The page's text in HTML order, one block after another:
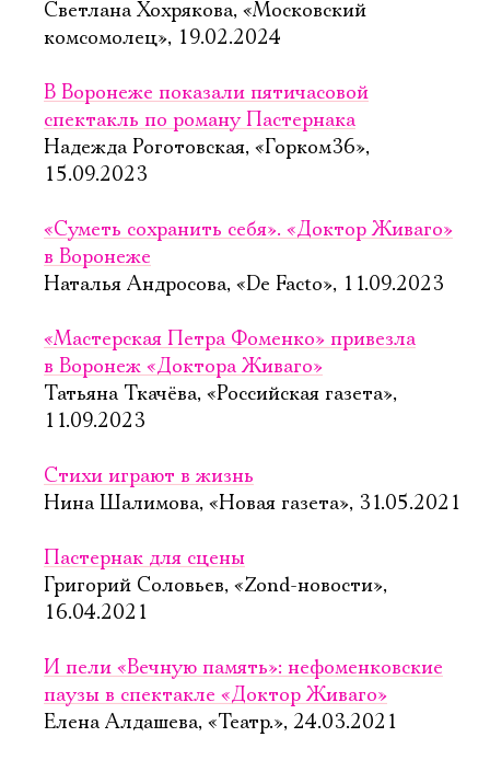
Светлана Хохрякова, «Московский
комсомолец», 19.02.2024
В Воронеже показали пятичасовой
спектакль по роману Пастернака
Надежда Роготовская, «Горком36»,
15.09.2023
«Суметь сохранить себя». «Доктор Живаго»
в Воронеже
Наталья Андросова, «De Facto», 11.09.2023
«Мастерская Петра Фоменко» привезла
в Воронеж «Доктора Живаго»
Татьяна Ткачёва, «Российская газета»,
11.09.2023
Стихи играют в жизнь
Нина Шалимова, «Новая газета», 31.05.2021
Пастернак для сцены
Григорий Соловьев, «Zond-новости»,
16.04.2021
И пели «Вечную память»: нефоменковские
паузы в спектакле «Доктор Живаго»
Елена Алдашева, «Театр.», 24.03.2021